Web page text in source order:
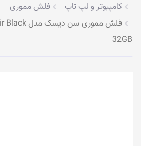
کامپیوتر و لپ تاپ
فلش مموری
32GB